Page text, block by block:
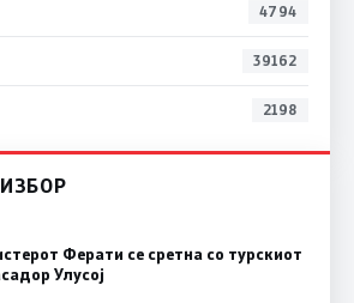
4794
39162
2198
Ферати се сретна со турскиот
Улусој